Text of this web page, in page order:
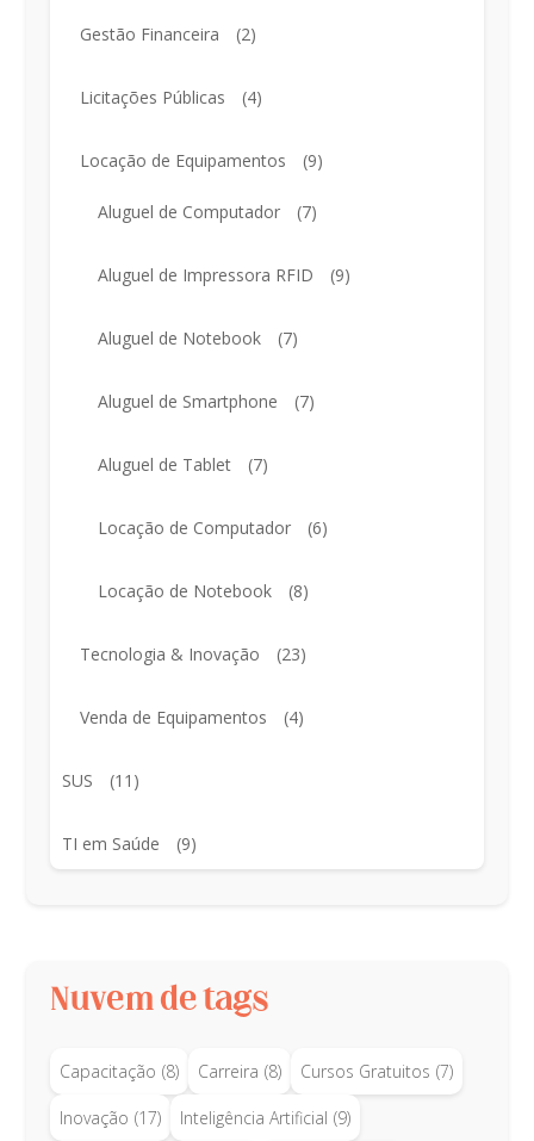
Gestão Financeira (2)
Licitações Públicas (4)
Locação de Equipamentos (9)
Aluguel de Computador (7)
Aluguel de Impressora RFID (9)
Aluguel de Notebook (7)
Aluguel de Smartphone (7)
Aluguel de Tablet (7)
Locação de Computador (6)
Locação de Notebook (8)
Tecnologia & Inovação (23)
Venda de Equipamentos (4)
SUS (11)
TI em Saúde (9)
Nuvem de tags
Capacitação (8) Carreira (8) Cursos Gratuitos (7)
Inovação (17) Inteligência Artificial (9)